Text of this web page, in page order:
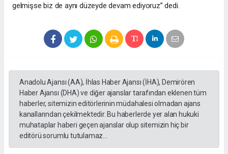
gelmişse biz de aynı düzeyde devam ediyoruz” dedi.
Anadolu Ajansı (AA), İhlas Haber Ajansı (İHA), Demirören
Haber Ajansı (DHA) ve diğer ajanslar tarafından eklenen tüm
haberler, sitemizin editörlerinin müdahalesi olmadan ajans
kanallarından çekilmektedir. Bu haberlerde yer alan hukuki
muhataplar haberi geçen ajanslar olup sitemizin hiç bir
editörü sorumlu tutulamaz...